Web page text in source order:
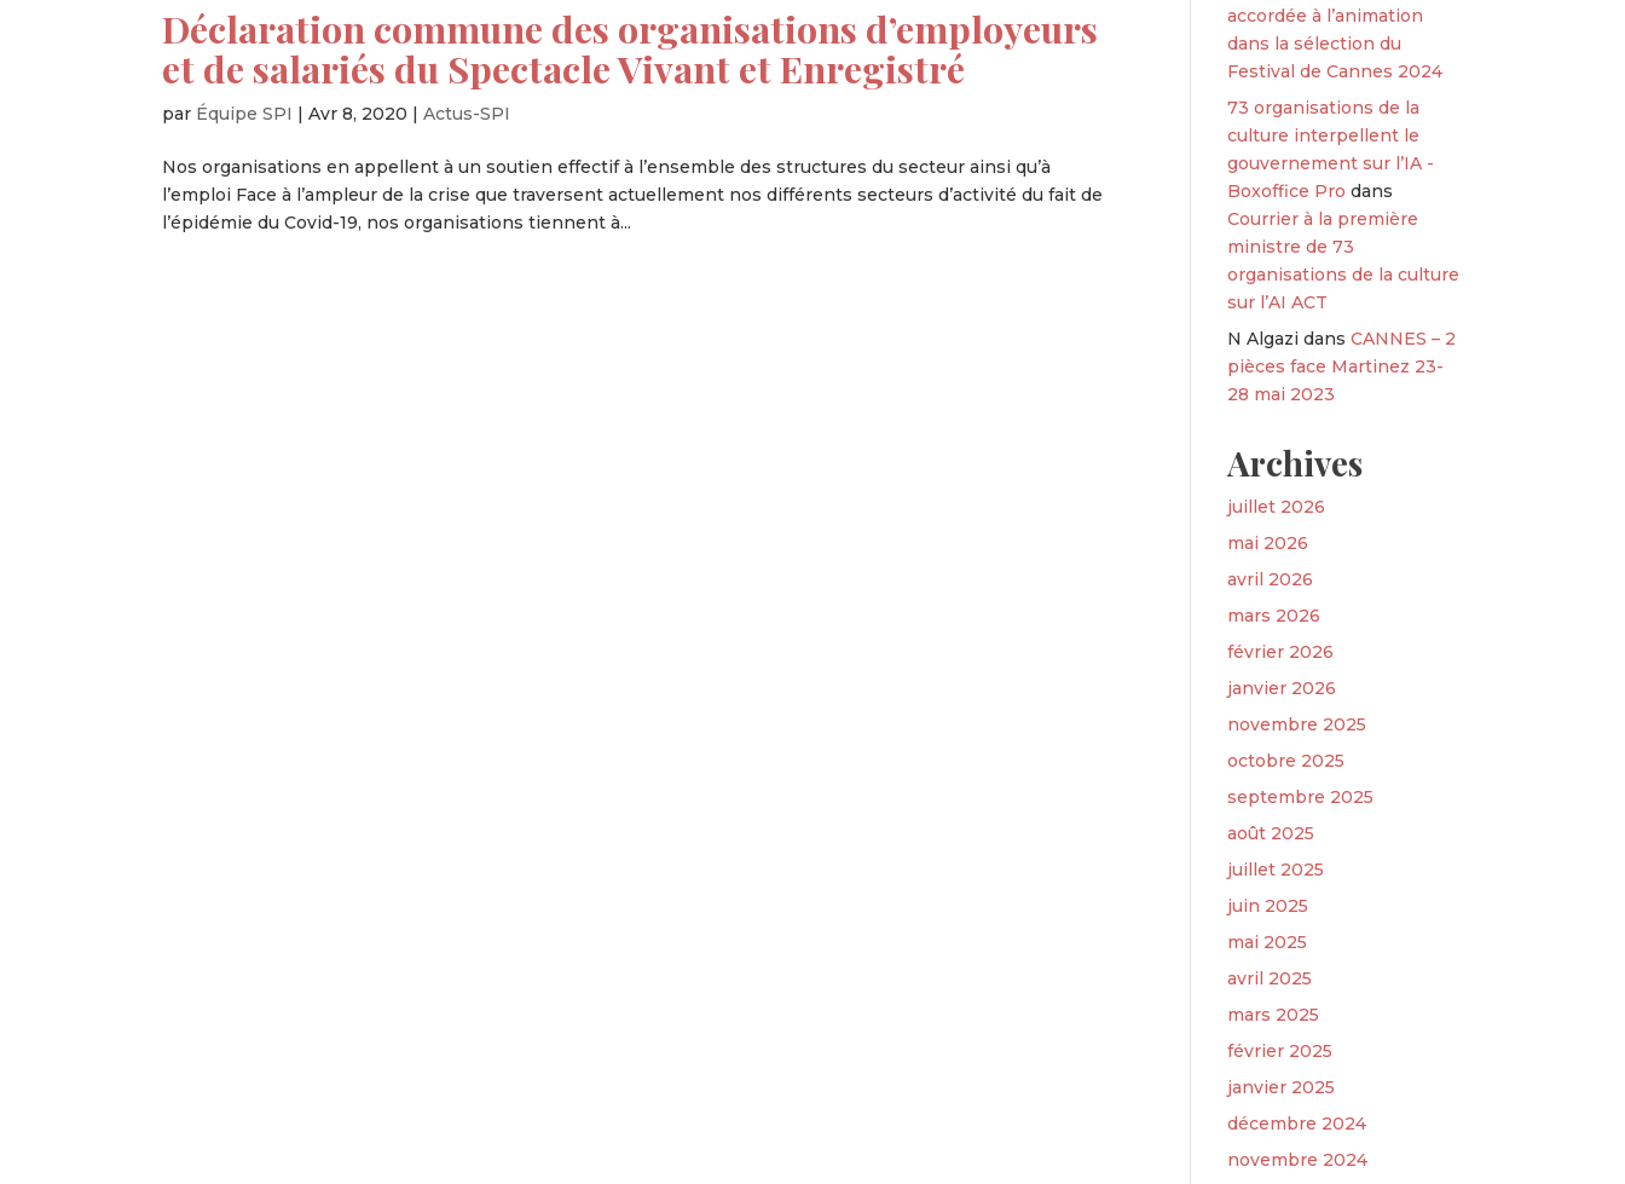
Déclaration commune des organisations d’employeurs
et de salariés du Spectacle Vivant et Enregistré
par Équipe SPI |Avr 8, 2020 |Actus-SPI
Nos organisations en appellent à un soutien effectif à l’ensemble des structures du secteur ainsi qu’à
l’emploi Face à l’ampleur de la crise que traversent actuellement nos différents secteurs d’activité du fait de
l’épidémie du Covid-19, nos organisations tiennent à...
accordée à l’animation
dans la sélection du
Festival de Cannes 2024
73 organisations de la
culture interpellent le
gouvernement sur l’IA -
Boxoffice Pro dans
Courrier à la première
ministre de 73
organisations de la culture
sur l’AI ACT
N Algazi dansCANNES – 2
pièces face Martinez 23-
28 mai 2023
Archives
juillet 2026
mai 2026
avril 2026
mars 2026
février 2026
janvier 2026
novembre 2025
octobre 2025
septembre 2025
août 2025
juillet 2025
juin 2025
mai 2025
avril 2025
mars 2025
février 2025
janvier 2025
décembre 2024
novembre 2024